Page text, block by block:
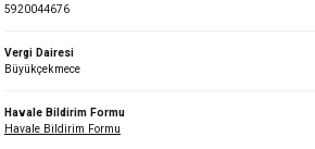
5920044676
Vergi Dairesi
Büyükçekmece
Havale Bildirim Formu
Havale Bildirim Formu